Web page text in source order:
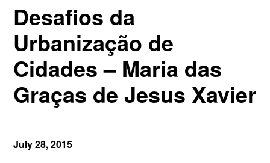
Desafios da
Urbanização de
Cidades – Maria das
Graças de Jesus Xavier
July 28, 2015